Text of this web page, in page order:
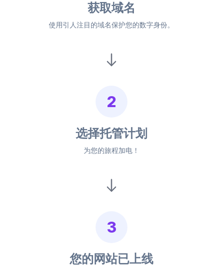
获取域名
使用引人注目的域名保护您的数字身份。
2
选择托管计划
为您的旅程加电！
3
您的网站已上线